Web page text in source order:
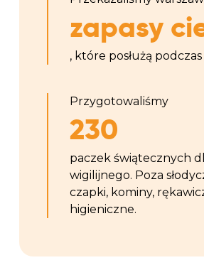
zapasy
, które posłużą
Przygotowaliśmy
230
paczek świątecznych
wigilijnego. Poza
czapki, kominy,
higieniczne.